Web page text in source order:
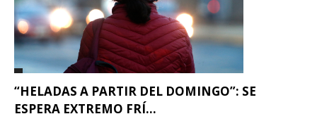
“HELADAS A PARTIR DEL DOMINGO”: SE
ESPERA EXTREMO FRÍ...